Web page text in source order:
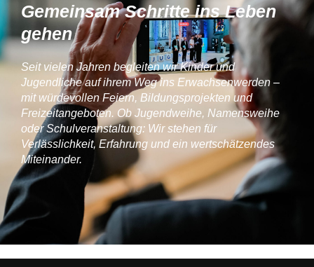
Gemeinsam Schritte ins Leben
gehen
Seit vielen Jahren begleiten wir Kinder und
Jugendliche auf ihrem Weg ins Erwachsenwerden –
mit würdevollen Feiern, Bildungsprojekten und
Freizeitangeboten. Ob Jugendweihe, Namensweihe
oder Schulveranstaltung: Wir stehen für
Verlässlichkeit, Erfahrung und ein wertschätzendes
Miteinander.